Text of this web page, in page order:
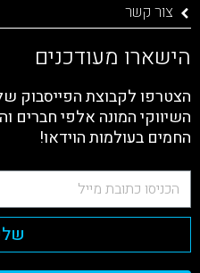
צור קשר
הישארו מעודכנים
הצטרפו לקבוצת הפייסבוק
השיווקי המונה אלפי חברים
החמים בעולמות הוידאו!